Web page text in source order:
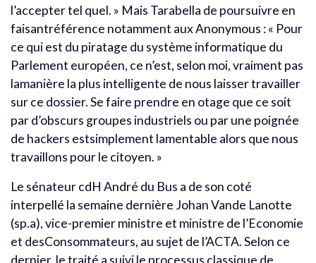
l’accepter tel quel. » Mais Tarabella de poursuivre en
faisantréférence notamment aux Anonymous : « Pour
ce qui est du piratage du système informatique du
Parlement européen, ce n’est, selon moi, vraiment pas
lamanière la plus intelligente de nous laisser travailler
sur ce dossier. Se faire prendre en otage que ce soit
par d’obscurs groupes industriels ou par une poignée
de hackers estsimplement lamentable alors que nous
travaillons pour le citoyen. »
Le sénateur cdH André du Bus a de son coté
interpellé la semaine dernière Johan Vande Lanotte
(sp.a), vice-premier ministre et ministre de l’Economie
et desConsommateurs, au sujet de l’ACTA. Selon ce
dernier, le traité a suivi le processus classique de